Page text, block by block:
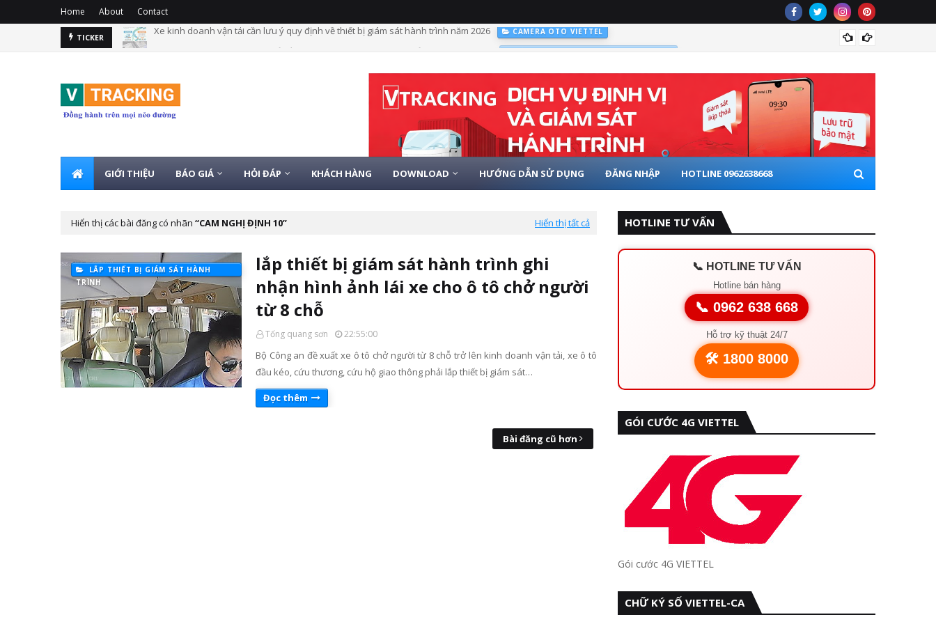
Home About Contact
TICKER Quy định xe kinh doanh vận tải lắp giám sát hành trình có hình ảnh từ 01/01/2025 LẮP ĐỊNH VỊ VIETTEL CHO XE ĐẦU KÉO
GIỚI THIỆU BÁO GIÁ HỎI ĐÁP KHÁCH HÀNG DOWNLOAD HƯỚNG DẪN SỬ DỤNG ĐĂNG NHẬP HOTLINE 0962638668
Hiển thị các bài đăng có nhãn CAM NGHỊ ĐỊNH 10 Hiển thị tất cả
LẮP THIẾT BỊ GIÁM SÁT HÀNH
TRÌNH
lắp thiết bị giám sát hành trình ghi
nhận hình ảnh lái xe cho ô tô chở người
từ 8 chỗ
Tống quang sơn 22:55:00
Bộ Công an đề xuất xe ô tô chở người từ 8 chỗ trở lên kinh doanh vận tải, xe ô tô
đầu kéo, cứu thương, cứu hộ giao thông phải lắp thiết bị giám sát…
Đọc thêm
Bài đăng cũ hơn
HOTLINE TƯ VẤN
📞 HOTLINE TƯ VẤN
Hotline bán hàng
📞 0962 638 668
Hỗ trợ kỹ thuật 24/7
🛠️ 1800 8000
GÓI CƯỚC 4G VIETTEL
Gói cước 4G VIETTEL
CHỮ KÝ SỐ VIETTEL-CA